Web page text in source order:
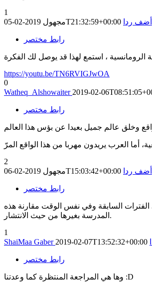
1
مجهول2019-02-05T21:32:59+00:00 أضف ردا
رابط مختصر
https://youtu.be/TN6RVIGJwOA
0
Watheq_Alshowaiter 2019-02-
رابط مختصر
2
مجهول2019-02-06T15:03:42+00:00 أضف ردا
رابط مختصر
الفترات السابقة وفي نفس الوقت مقارنة هذه
المدرسة بغيرها من حيث الانتشار.
1
ShaiMaa Gaber 2019-02-07T13:52:32+00:00
رابط مختصر
وها هي المراجعة المنتظرة كما وعدتنا :D